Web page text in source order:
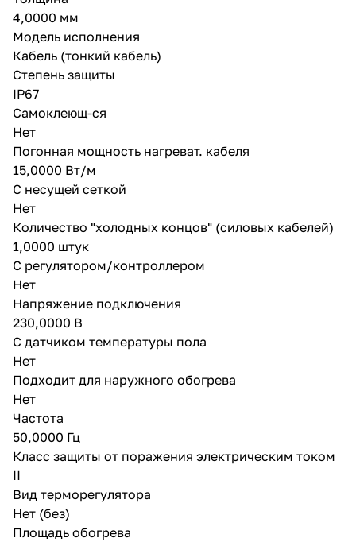
гофротрубка для термодатчика
с заглушкой.
4,0000 мм
Модель исполнения
Кабель (тонкий кабель)
Степень защиты
IP67
Самоклеющ-ся
Нет
Погонная мощность нагреват. кабеля
15,0000 Вт/м
С несущей сеткой
Нет
Количество "холодных концов" (силовых кабелей)
1,0000 штук
С регулятором/контроллером
Нет
Напряжение подключения
230,0000 В
С датчиком температуры пола
Нет
Подходит для наружного обогрева
Нет
Частота
50,0000 Гц
Класс защиты от поражения электрическим током
II
Вид терморегулятора
Нет (без)
Площадь обогрева